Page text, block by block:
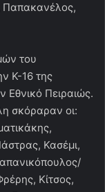
Παπακανέλος,
του
Κ-16 της
Εθνικό Πειραιώς.
σκόραραν οι:
Κασέμι,
Κίτσος,